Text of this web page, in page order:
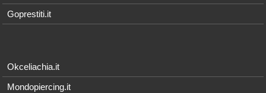
Goprestiti.it
Okceliachia.it
Mondopiercing.it